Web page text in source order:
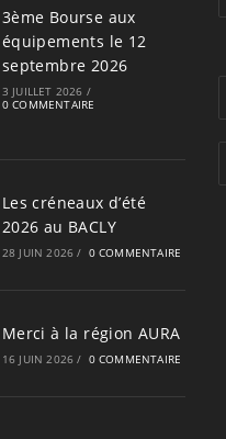
3ème Bourse aux
équipements le 12
septembre 2026
3 JUILLET 2026 /
0 COMMENTAIRE
Les créneaux d’été
2026 au BACLY
28 JUIN 2026 / 0 COMMENTAIRE
Merci à la région AURA
16 JUIN 2026 / 0 COMMENTAIRE